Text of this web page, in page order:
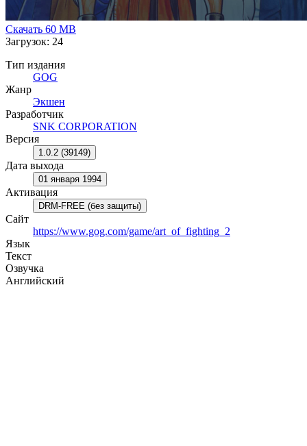
Скачать 60 MB
Загрузок: 24
Тип издания
GOG
Жанр
Экшен
Разработчик
SNK CORPORATION
Версия
1.0.2 (39149)
Дата выхода
01 января 1994
Активация
DRM-FREE (без защиты)
Сайт
https://www.gog.com/game/art_of_fighting_2
Язык
Текст
Озвучка
Английский